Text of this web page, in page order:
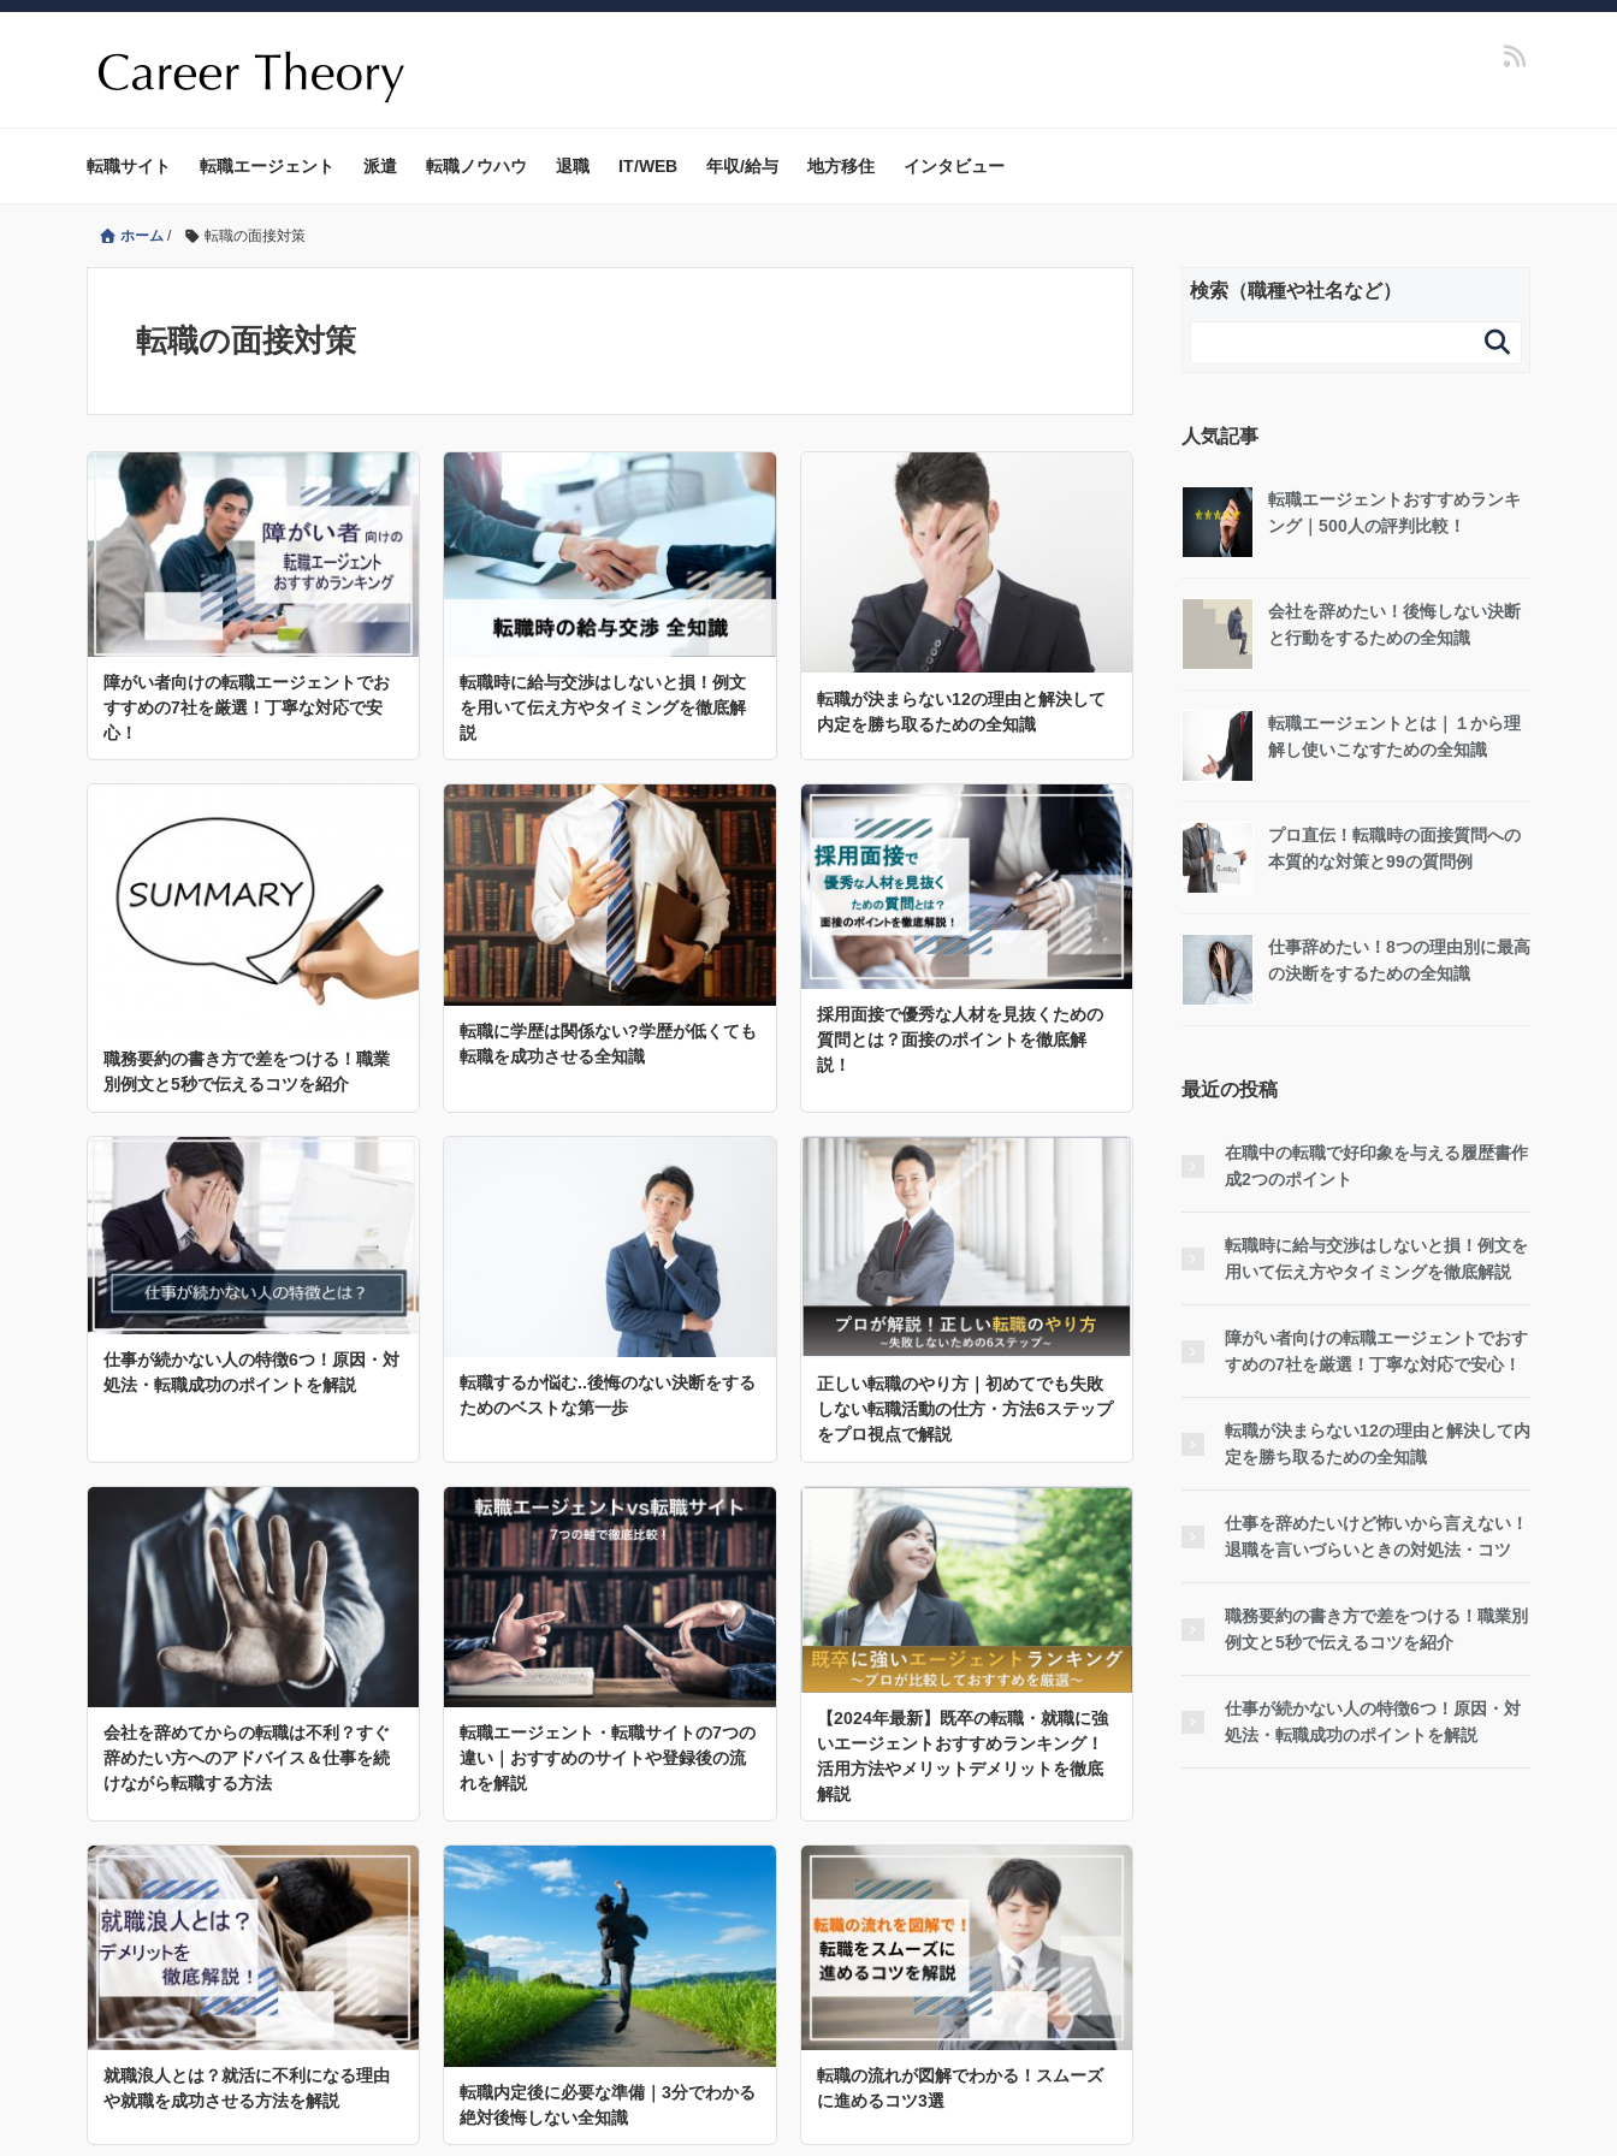
転職サイト 転職エージェント 派遣 転職ノウハウ 退職 IT/WEB 年収/給与 地方移住 インタビュー
ホーム / 転職の面接対策
転職の面接対策
障がい者向けの転職エージェントでお
すすめの7社を厳選！丁寧な対応で安
心！
転職時に給与交渉はしないと損！例文
を用いて伝え方やタイミングを徹底解
説
転職が決まらない12の理由と解決して
内定を勝ち取るための全知識
職務要約の書き方で差をつける！職業
別例文と5秒で伝えるコツを紹介
転職に学歴は関係ない?学歴が低くても
転職を成功させる全知識
採用面接で優秀な人材を見抜くための
質問とは？面接のポイントを徹底解
説！
仕事が続かない人の特徴6つ！原因・対
処法・転職成功のポイントを解説
転職するか悩む..後悔のない決断をする
ためのベストな第一歩
正しい転職のやり方｜初めてでも失敗
しない転職活動の仕方・方法6ステップ
をプロ視点で解説
会社を辞めてからの転職は不利？すぐ
辞めたい方へのアドバイス＆仕事を続
けながら転職する方法
転職エージェント・転職サイトの7つの
違い｜おすすめのサイトや登録後の流
れを解説
【2024年最新】既卒の転職・就職に強
いエージェントおすすめランキング！
活用方法やメリットデメリットを徹底
解説
就職浪人とは？就活に不利になる理由
や就職を成功させる方法を解説
転職内定後に必要な準備｜3分でわかる
絶対後悔しない全知識
転職の流れが図解でわかる！スムーズ
に進めるコツ3選
検索（職種や社名など）

人気記事
転職エージェントおすすめランキ
ング｜500人の評判比較！
会社を辞めたい！後悔しない決断
と行動をするための全知識
転職エージェントとは｜１から理
解し使いこなすための全知識
プロ直伝！転職時の面接質問への
本質的な対策と99の質問例
仕事辞めたい！8つの理由別に最高
の決断をするための全知識
最近の投稿
在職中の転職で好印象を与える履歴書作
成2つのポイント
転職時に給与交渉はしないと損！例文を
用いて伝え方やタイミングを徹底解説
障がい者向けの転職エージェントでおす
すめの7社を厳選！丁寧な対応で安心！
転職が決まらない12の理由と解決して内
定を勝ち取るための全知識
仕事を辞めたいけど怖いから言えない！
退職を言いづらいときの対処法・コツ
職務要約の書き方で差をつける！職業別
例文と5秒で伝えるコツを紹介
仕事が続かない人の特徴6つ！原因・対
処法・転職成功のポイントを解説